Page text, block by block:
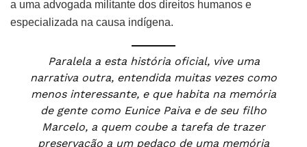
a uma advogada militante dos direitos humanos e
especializada na causa indígena.
Paralela a esta história oficial, vive uma
narrativa outra, entendida muitas vezes como
menos interessante, e que habita na memória
de gente como Eunice Paiva e de seu filho
Marcelo, a quem coube a tarefa de trazer
preservação a um pedaço de uma memória